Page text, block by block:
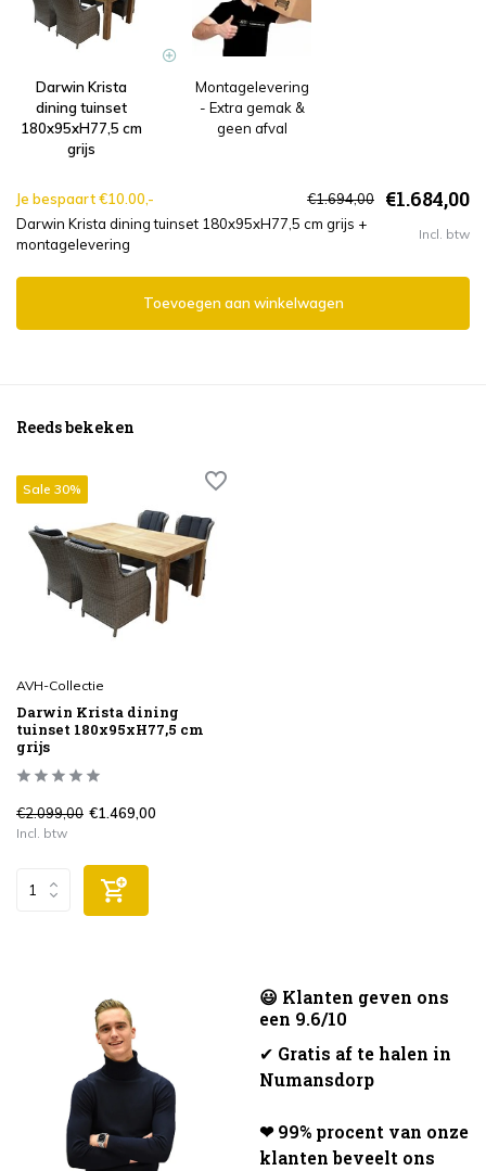
Darwin Krista
dining tuinset
180x95xH77,5 cm
grijs
Montagelevering
- Extra gemak &
geen afval
Je bespaart €10.00,- €1.694,00 €1.684,00
Darwin Krista dining tuinset 180x95xH77,5 cm grijs +
montagelevering
Incl. btw
Toevoegen aan winkelwagen
Reeds bekeken
Sale 30%
AVH-Collectie
Darwin Krista dining
tuinset 180x95xH77,5 cm
grijs
€2.099,00 €1.469,00
Incl. btw
😃 Klanten geven ons
een 9.6/10
✔ Gratis af te halen in
Numansdorp
❤ 99% procent van onze
klanten beveelt ons